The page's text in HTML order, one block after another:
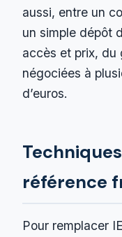
aussi, entre un
un simple dépôt
accès et prix, du
négociées à
d’euros.
référence
Pour remplacer